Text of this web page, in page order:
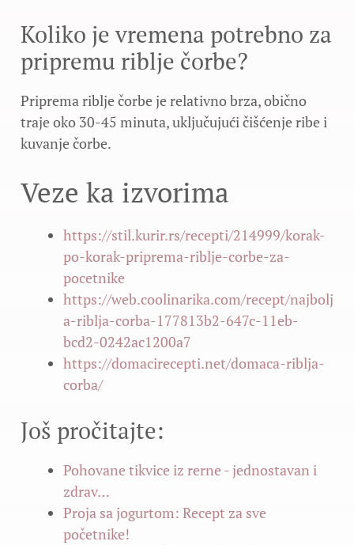
Koliko je vremena potrebno za
pripremu riblje čorbe?
Priprema riblje čorbe je relativno brza, obično
traje oko 30-45 minuta, uključujući čišćenje ribe i
kuvanje čorbe.
Veze ka izvorima
https://stil.kurir.rs/recepti/214999/korak-
po-korak-priprema-riblje-corbe-za-
pocetnike
https://web.coolinarika.com/recept/najbolj
a-riblja-corba-177813b2-647c-11eb-
bcd2-0242ac1200a7
https://domacirecepti.net/domaca-riblja-
corba/
Još pročitajte:
Pohovane tikvice iz rerne - jednostavan i
zdrav…
Proja sa jogurtom: Recept za sve
početnike!